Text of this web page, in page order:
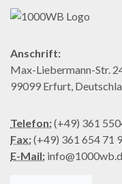
Anschrift:
Max-Liebermann-Str.
99099 Erfurt,
Telefon:(+49) 361
Fax:(+49) 361 654 71
E-Mail: